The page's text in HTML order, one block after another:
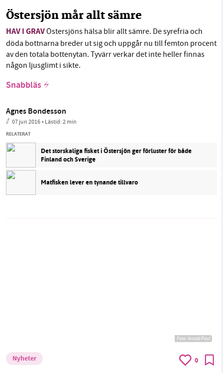
Östersjön mår allt sämre
HAV I GRAVÖstersjöns hälsa blir allt sämre. De syrefria och
döda bottnarna breder ut sig och uppgår nu till femton procent
av den totala bottenytan. Tyvärr verkar det inte heller finnas
någon ljusglimt i sikte.
Snabbläs
Agnes Bondesson
07 jun 2016• Lästid:2 min
RELATERAT
Det storskaliga fisket i Östersjön ger förluster för både
Finland och Sverige
Matfisken lever en tynande tillvaro
Foto:Arnold Paul
Nyheter 0